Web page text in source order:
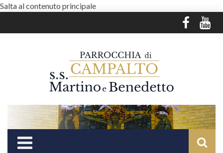
Salta al contenuto principale